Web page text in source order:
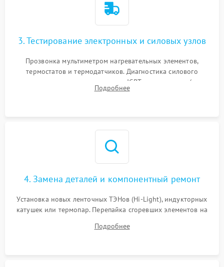
3. Тестирование электронных и силовых узлов
Прозвонка мультиметром нагревательных элементов,
термостатов и термодатчиков. Диагностика силового
модуля, реле, диодных мостов и IGBT-транзисторов (для
индукции). Проверка кранов и газ-контроля (для газовых
Подробнее
4. Замена деталей и компонентный ремонт
Установка новых ленточных ТЭНов (Hi-Light), индукторных
катушек или термопар. Перепайка сгоревших элементов на
дорожек. Очистка контактов и замена поврежденной
Подробнее